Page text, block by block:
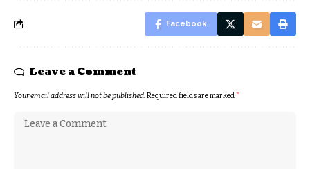
Facebook
Leave a Comment
Your email address will not be published.Required fields are marked*